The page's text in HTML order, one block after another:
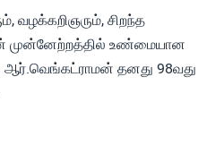
வழக்கறிஞரும், சிறந்த
முன்னேற்றத்தில் உண்மையான
தனது 98வது